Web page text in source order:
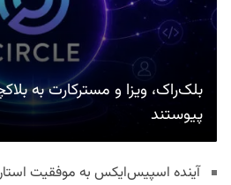
بلک‌راک، ویزا و مسترکارت به
پیوستند
آینده اسپیس‌ایکس به موفقیت